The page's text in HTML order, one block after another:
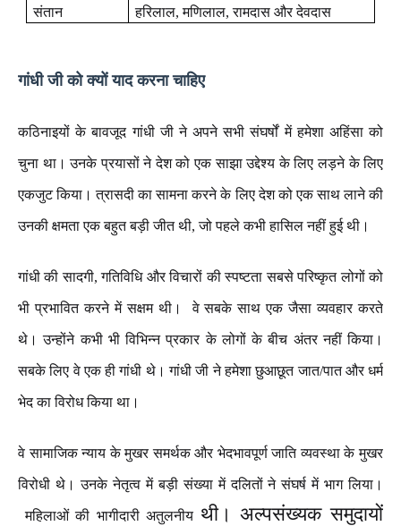
संतान हरिलाल, मणिलाल, रामदास और देवदास
गांधी जी को क्यों याद करना चाहिए
कठिनाइयों के बावजूद गांधी जी ने अपने सभी संघर्षों में हमेशा अहिंसा को
चुना था। उनके प्रयासों ने देश को एक साझा उद्देश्य के लिए लड़ने के लिए
एकजुट किया।त्रासदी का सामना करने के लिए देश को एक साथ लाने की
उनकी क्षमता एक बहुत बड़ी जीत थी,जो पहले कभी हासिल नहीं हुई थी।
गांधी की सादगी,गतिविधि और विचारों की स्पष्टता सबसे परिष्कृत लोगों को
भी प्रभावित करने में सक्षम थी। वेसबके साथ एक जैसा व्यवहार करते
थे।उन्होंने कभी भी विभिन्न प्रकार के लोगों के बीच अंतर नहीं किया।
सबके लिए वे एक ही गांधी थे।गांधी जी ने हमेशा छुआछूत जात/पात और धर्म
भेद का विरोध किया था।
वे सामाजिक न्याय के मुखर समर्थक और भेदभावपूर्ण जाति व्यवस्था के मुखर
विरोधी थे। उनके नेतृत्व में बड़ी संख्या में दलितों ने संघर्ष में भाग लिया।
महिलाओं की भागीदारी अतुलनीय थी।अल्पसंख्यक समुदायों